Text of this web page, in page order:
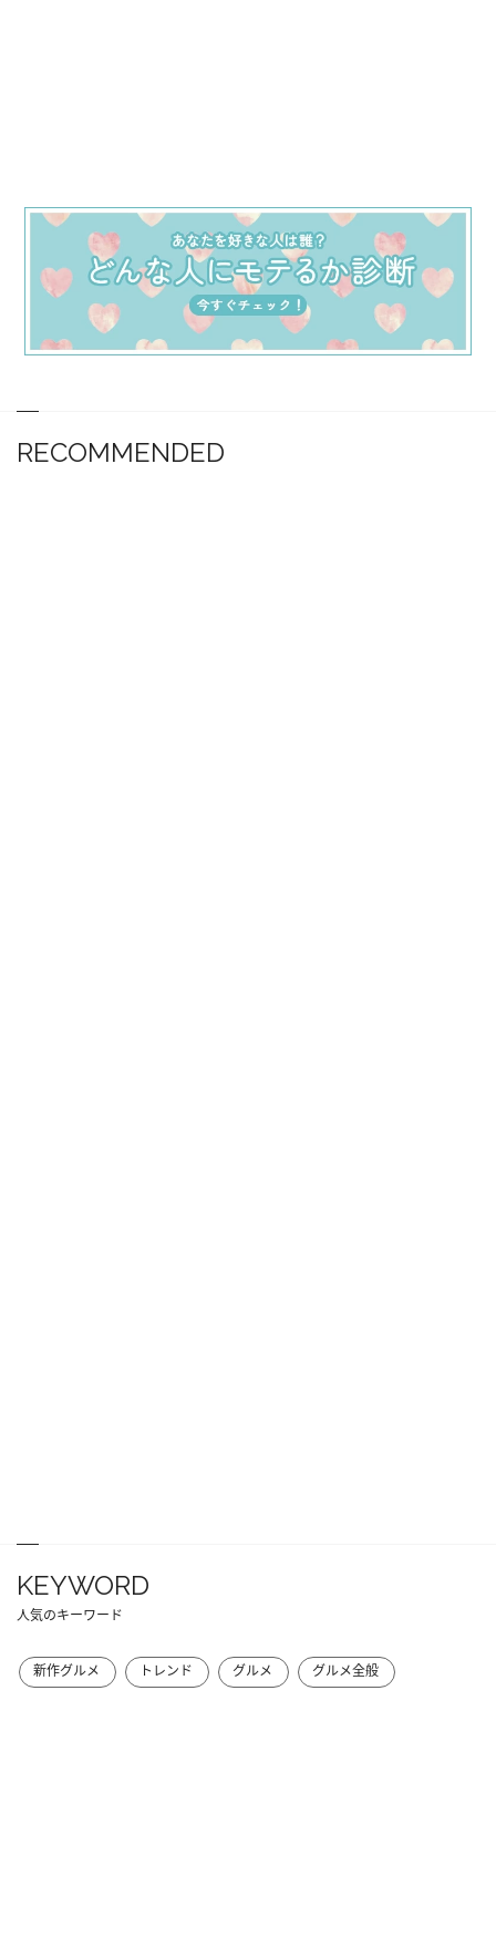
RECOMMENDED
KEYWORD
人気のキーワード
新作グルメ トレンド グルメ グルメ全般